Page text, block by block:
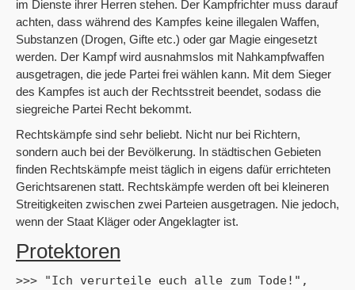
im Dienste ihrer Herren stehen. Der Kampfrichter muss darauf
achten, dass während des Kampfes keine illegalen Waffen,
Substanzen (Drogen, Gifte etc.) oder gar Magie eingesetzt
werden. Der Kampf wird ausnahmslos mit Nahkampfwaffen
ausgetragen, die jede Partei frei wählen kann. Mit dem Sieger
des Kampfes ist auch der Rechtsstreit beendet, sodass die
siegreiche Partei Recht bekommt.
Rechtskämpfe sind sehr beliebt. Nicht nur bei Richtern,
sondern auch bei der Bevölkerung. In städtischen Gebieten
finden Rechtskämpfe meist täglich in eigens dafür errichteten
Gerichtsarenen statt. Rechtskämpfe werden oft bei kleineren
Streitigkeiten zwischen zwei Parteien ausgetragen. Nie jedoch,
wenn der Staat Kläger oder Angeklagter ist.
Protektoren
>>> "Ich verurteile euch alle zum Tode!",